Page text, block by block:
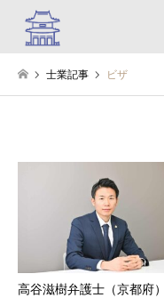
士業記事 ビザ
高谷滋樹弁護士（京都府）